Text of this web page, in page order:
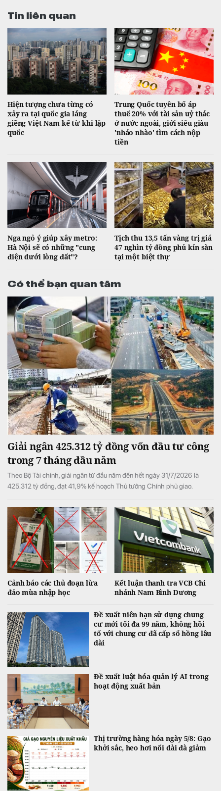
Tin liên quan
Hiện tượng chưa từng có
xảy ra tại quốc gia láng
giềng Việt Nam kể từ khi lập
quốc
Trung Quốc tuyên bố áp
thuế 20% với tài sản uỷ thác
ở nước ngoài, giới siêu giàu
'nháo nhào' tìm cách nộp
tiền
Nga ngỏ ý giúp xây metro:
Hà Nội sẽ có những "cung
điện dưới lòng đất"?
Tịch thu 13,5 tấn vàng trị giá
47 nghìn tỷ đồng phủ kín sàn
tại một biệt thự
Có thể bạn quan tâm
Giải ngân 425.312 tỷ đồng vốn đầu tư công
trong 7 tháng đầu năm
Theo Bộ Tài chính, giải ngân từ đầu năm đến hết ngày 31/7/2026 là
425.312 tỷ đồng, đạt 41,9% kế hoạch Thủ tướng Chính phủ giao.
Cảnh báo các thủ đoạn lừa
đảo mùa nhập học
Kết luận thanh tra VCB Chi
nhánh Nam Bình Dương
Đề xuất niên hạn sử dụng chung
cư mới tối đa 99 năm, không hồi
tố với chung cư đã cấp sổ hồng lâu
dài
Đề xuất luật hóa quản lý AI trong
hoạt động xuất bản
Thị trường hàng hóa ngày 5/8: Gạo
khởi sắc, heo hơi nối dài đà giảm